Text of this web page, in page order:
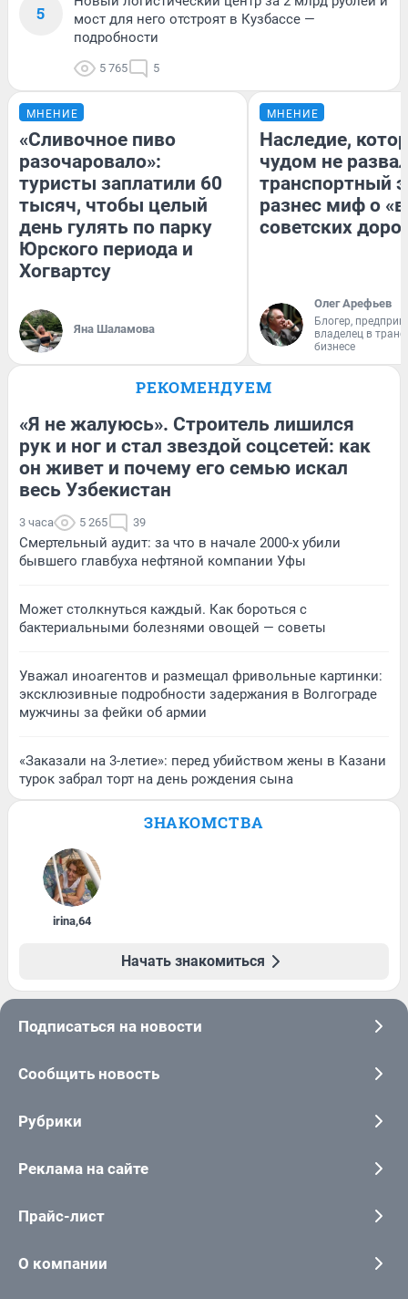
5
мост для него отстроят в Кузбассе —
подробности
5 765 5
МНЕНИЕ
«Сливочное пиво
разочаровало»:
туристы заплатили 60
тысяч, чтобы целый
день гулять по парку
Юрского периода и
Хогвартсу
Яна Шаламова
МНЕНИЕ
Наследие,
чудом не
транспортный
разнес миф о
советских
Олег Арефьев
Блогер,
владелец в
бизнесе
РЕКОМЕНДУЕМ
«Я не жалуюсь». Строитель лишился
рук и ног и стал звездой соцсетей: как
он живет и почему его семью искал
весь Узбекистан
3 часа 5 265 39
Смертельный аудит: за что в начале 2000-х убили
бывшего главбуха нефтяной компании Уфы
Может столкнуться каждый. Как бороться с
бактериальными болезнями овощей — советы
Уважал иноагентов и размещал фривольные картинки:
эксклюзивные подробности задержания в Волгограде
мужчины за фейки об армии
«Заказали на 3-летие»: перед убийством жены в Казани
турок забрал торт на день рождения сына
ЗНАКОМСТВА
irina,64
Начать знакомиться
Подписаться на новости
Сообщить новость
Рубрики
Реклама на сайте
Прайс-лист
О компании